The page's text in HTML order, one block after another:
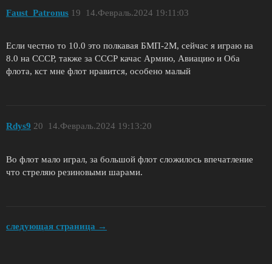
Faust_Patronus 14.Февраль.2024 19:11:03
19
Если честно то 10.0 это полкавая БМП-2М, сейчас я играю на
8.0 на СССР, также за СССР качас Армию, Авиацию и Оба
флота, кст мне флот нравится, особено малый
Rdys9 14.Февраль.2024 19:13:20
20
Во флот мало играл, за большой флот сложилось впечатление
что стреляю резиновыми шарами.
следующая страница →